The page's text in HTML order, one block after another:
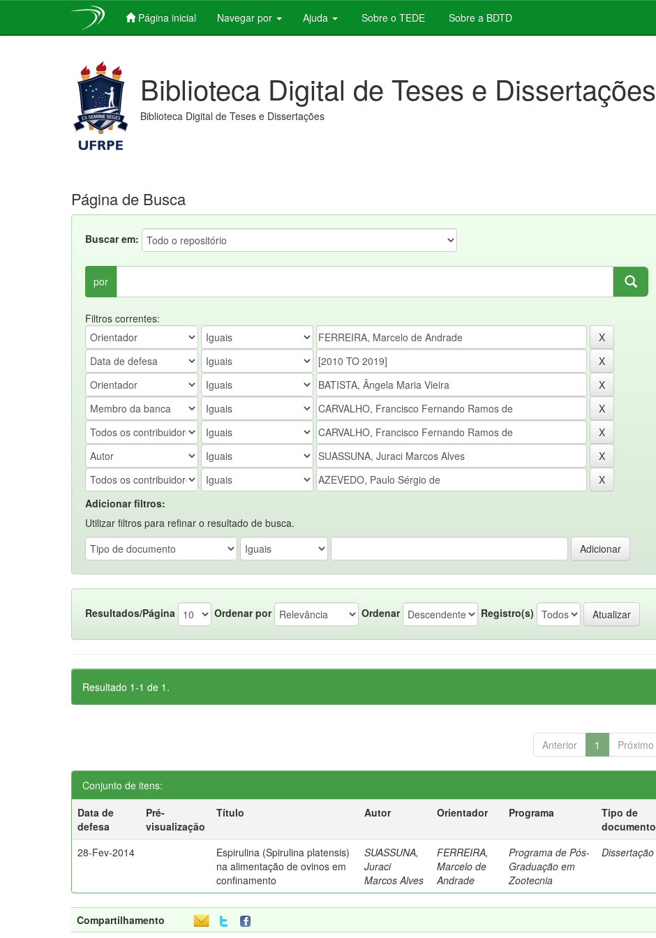
Página inicial Navegar por Ajuda Sobre o TEDE Sobre a BDTD
Biblioteca Digital de Teses e Dissertações
Biblioteca Digital de Teses e Dissertações
Página de Busca
Buscar em:
por
Filtros correntes:
Adicionar filtros:
Utilizar filtros para refinar o resultado de busca.
Resultados/Página Ordenar por Ordenar Registro(s)
Resultado 1-1 de 1.
Anterior 1 Próximo
Conjunto de itens:
Data de
defesa
Pré-
visualização
Título Autor Orientador Programa
Tipo de
documento
28-Fev-2014
Espirulina (Spirulina platensis)
na alimentação de ovinos em
confinamento
SUASSUNA,
Juraci
Marcos Alves
FERREIRA,
Marcelo de
Andrade
Programa de Pós-
Graduação em
Zootecnia
Dissertação
Compartilhamento